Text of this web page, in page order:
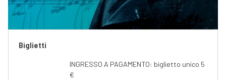
Biglietti
INGRESSO A PAGAMENTO: biglietto unico 5
€